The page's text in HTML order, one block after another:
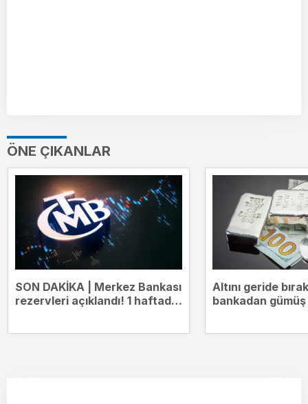
ÖNE ÇIKANLAR
SON DAKİKA | Merkez Bankası
rezervleri açıklandı! 1 haftada
Altını geride
bankadan gümüş